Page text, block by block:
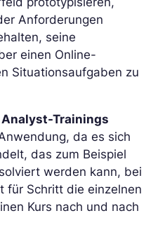
Anforderungen
seine
einen Online-
Situationsaufgaben zu
Trainings
da es sich
das zum Beispiel
werden kann, bei
für Schritt die einzelnen
Kurs nach und nach